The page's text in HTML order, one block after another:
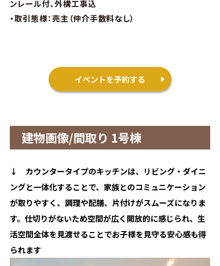
∟資料請求
ンレール付、外構工事込
・取引態様：売主（仲介手数料なし）
イベントを予約する
建物画像/間取り 1号棟
↓ カウンタータイプのキッチンは、リビング・ダイニ
ングと一体化することで、家族とのコミュニケーション
が取りやすく、調理や配膳、片付けがスムーズになりま
す。 仕切りがないため空間が広く開放的に感じられ、生
活空間全体を見渡せることでお子様を見守る安心感も得
られます